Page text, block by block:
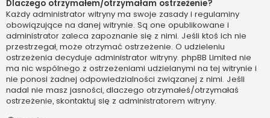
Dlaczego otrzymałem/otrzymałam ostrzeżenie?
Każdy administrator witryny ma swoje zasady i regulaminy
obowiązujące na danej witrynie. Są one opublikowane i
administrator zaleca zapoznanie się z nimi. Jeśli ktoś ich nie
przestrzegał, może otrzymać ostrzeżenie. O udzieleniu
ostrzeżenia decyduje administrator witryny. phpBB Limited nie
ma nic wspólnego z ostrzeżeniami udzielanymi na tej witrynie i
nie ponosi żadnej odpowiedzialności związanej z nimi. Jeśli
nadal nie masz jasności, dlaczego otrzymałeś/otrzymałaś
ostrzeżenie, skontaktuj się z administratorem witryny.